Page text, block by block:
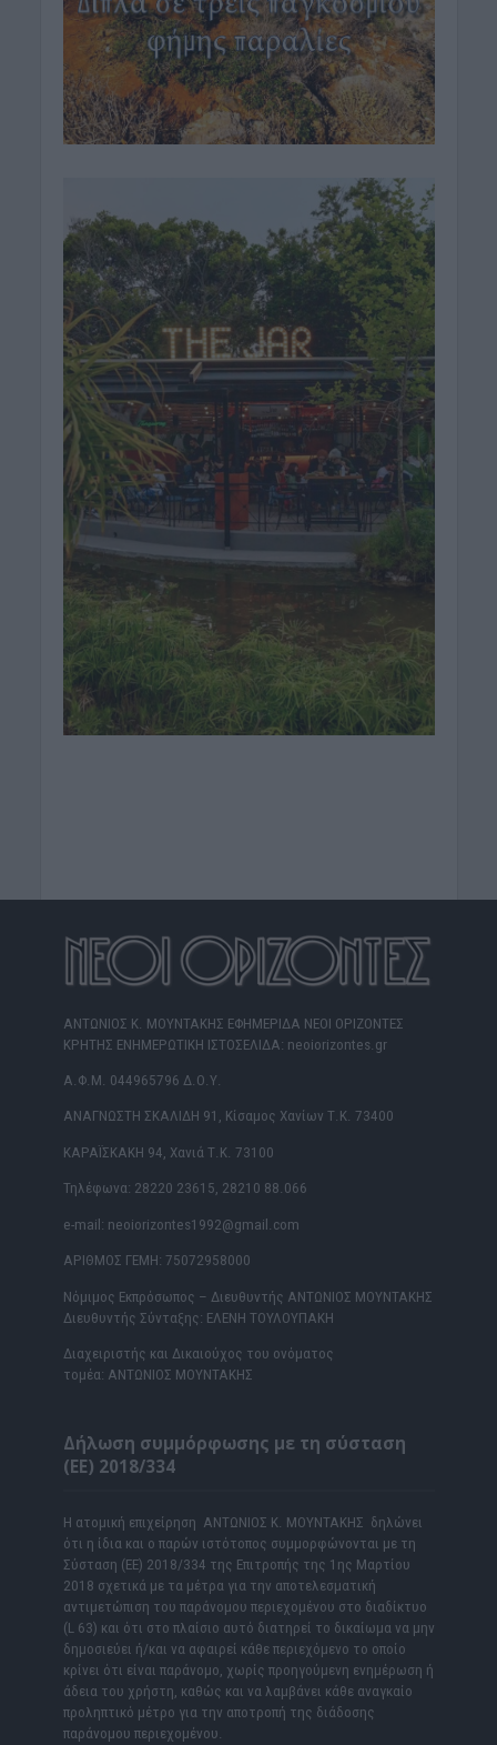
ΑΝΤΩΝΙΟΣ Κ. ΜΟΥΝΤΑΚΗΣ ΕΦΗΜΕΡΙΔΑ ΝΕΟΙ ΟΡΙΖΟΝΤΕΣ
ΚΡΗΤΗΣ ΕΝΗΜΕΡΩΤΙΚΗ ΙΣΤΟΣΕΛΙΔΑ: neoiorizontes.gr
Α.Φ.Μ. 044965796 Δ.Ο.Υ.
ΑΝΑΓΝΩΣΤΗ ΣΚΑΛΙΔΗ 91, Κίσαμος Χανίων Τ.Κ. 73400
ΚΑΡΑΪΣΚΑΚΗ 94, Χανιά Τ.Κ. 73100
Τηλέφωνα: 28220 23615, 28210 88.066
e-mail: neoiorizontes1992@gmail.com
ΑΡΙΘΜΟΣ ΓΕΜΗ: 75072958000
Νόμιμος Εκπρόσωπος – Διευθυντής ΑΝΤΩΝΙΟΣ ΜΟΥΝΤΑΚΗΣ
Διευθυντής Σύνταξης: ΕΛΕΝΗ ΤΟΥΛΟΥΠΑΚΗ
Διαχειριστής και Δικαιούχος του ονόματος
τομέα: ΑΝΤΩΝΙΟΣ ΜΟΥΝΤΑΚΗΣ
Δήλωση συμμόρφωσης με τη σύσταση
(ΕΕ) 2018/334
Η ατομική επιχείρηση ΑΝΤΩΝΙΟΣ Κ. ΜΟΥΝΤΑΚΗΣ δηλώνει
ότι η ίδια και ο παρών ιστότοπος συμμορφώνονται με τη
Σύσταση (ΕΕ) 2018/334 της Επιτροπής της 1ης Μαρτίου
2018 σχετικά με τα μέτρα για την αποτελεσματική
αντιμετώπιση του παράνομου περιεχομένου στο διαδίκτυο
(L 63) και ότι στο πλαίσιο αυτό διατηρεί το δικαίωμα να μην
δημοσιεύει ή/και να αφαιρεί κάθε περιεχόμενο το οποίο
κρίνει ότι είναι παράνομο, χωρίς προηγούμενη ενημέρωση ή
άδεια του χρήστη, καθώς και να λαμβάνει κάθε αναγκαίο
προληπτικό μέτρο για την αποτροπή της διάδοσης
παράνομου περιεχομένου.